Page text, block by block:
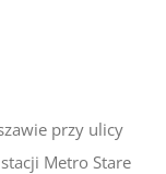
przy ulicy
Metro Stare